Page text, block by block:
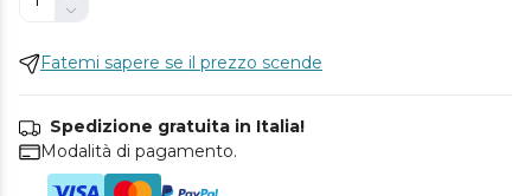
Fatemi sapere se il prezzo scende
Spedizione gratuita in Italia!
Modalità di pagamento.